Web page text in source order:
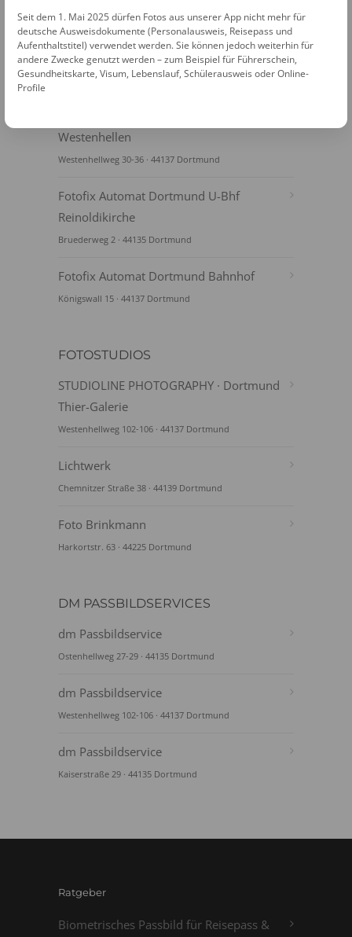
Westenhellen
Westenhellweg 30-36 · 44137 Dortmund
Fotofix Automat Dortmund U-Bhf
Reinoldikirche
Bruederweg 2 · 44135 Dortmund
Fotofix Automat Dortmund Bahnhof
Königswall 15 · 44137 Dortmund
FOTOSTUDIOS
STUDIOLINE PHOTOGRAPHY · Dortmund
Thier-Galerie
Westenhellweg 102-106 · 44137 Dortmund
Lichtwerk
Chemnitzer Straße 38 · 44139 Dortmund
Foto Brinkmann
Harkortstr. 63 · 44225 Dortmund
DM PASSBILDSERVICES
dm Passbildservice
Ostenhellweg 27-29 · 44135 Dortmund
dm Passbildservice
Westenhellweg 102-106 · 44137 Dortmund
dm Passbildservice
Kaiserstraße 29 · 44135 Dortmund
Ratgeber
Biometrisches Passbild für Reisepass &
Seit dem 1. Mai 2025 dürfen Fotos aus unserer App nicht mehr für
deutsche Ausweisdokumente (Personalausweis, Reisepass und
Aufenthaltstitel) verwendet werden. Sie können jedoch weiterhin für
andere Zwecke genutzt werden – zum Beispiel für Führerschein,
Gesundheitskarte, Visum, Lebenslauf, Schülerausweis oder Online-
Profile